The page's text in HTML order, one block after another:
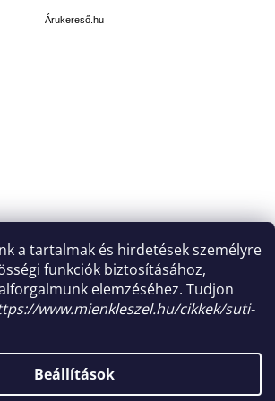
a tartalmak és hirdetések személyre
funkciók biztosításához,
elemzéséhez. Tudjon
www.mienkleszel.hu/cikkek/suti-
Beállítások
Árukereső.hu
. Minden jog fenntartva.